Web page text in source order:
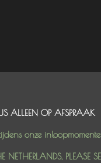
ALLEEN OP AFSPRAAK
onze
PLEASE